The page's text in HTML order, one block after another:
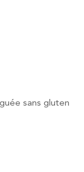
sans gluten